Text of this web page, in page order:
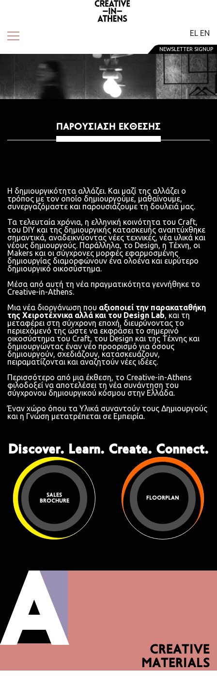
EL EN
NEWSLETTER SIGNUP
ΠΑΡΟΥΣΊΑΣΗ ΈΚΘΕΣΗΣ
Η δημιουργικότητα αλλάζει. Και μαζί της αλλάζει ο
τρόπος με τον οποίο δημιουργούμε, μαθαίνουμε,
συνεργαζόμαστε και παρουσιάζουμε τη δουλειά μας.
Τα τελευταία χρόνια, η ελληνική κοινότητα του Craft,
του DIY και της δημιουργικής κατασκευής αναπτύχθηκε
σημαντικά, αναδεικνύοντας νέες τεχνικές, νέα υλικά και
νέους δημιουργούς. Παράλληλα, το Design, η Τέχνη, οι
Makers και οι σύγχρονες μορφές εφαρμοσμένης
δημιουργίας διαμορφώνουν ένα ολοένα και ευρύτερο
δημιουργικό οικοσύστημα.
Μέσα από αυτή τη νέα πραγματικότητα γεννήθηκε το
Creative-in-Athens.
Μια νέα διοργάνωση που αξιοποιεί την παρακαταθήκη
της Χειροτέχνικα αλλά και του Design Lab, και τη
μεταφέρει στη σύγχρονη εποχή, διευρύνοντας το
περιεχόμενό της ώστε να εκφράσει το σημερινό
οικοσύστημα του Craft, του Design και της Τέχνης και
δημιουργώντας έναν νέο προορισμό για όσους
δημιουργούν, σχεδιάζουν, κατασκευάζουν,
πειραματίζονται και αναζητούν νέες ιδέες.
Περισσότερο από μια έκθεση, το Creative-in-Athens
φιλοδοξεί να αποτελέσει τη νέα συνάντηση του
σύγχρονου δημιουργικού κόσμου στην Ελλάδα.
Έναν χώρο όπου τα Υλικά συναντούν τους Δημιουργούς
και η Γνώση μετατρέπεται σε Εμπειρία.
Discover. Learn. Create. Connect.
SALES
BROCHURE
FLOORPLAN
CREATIVE
MATERIALS